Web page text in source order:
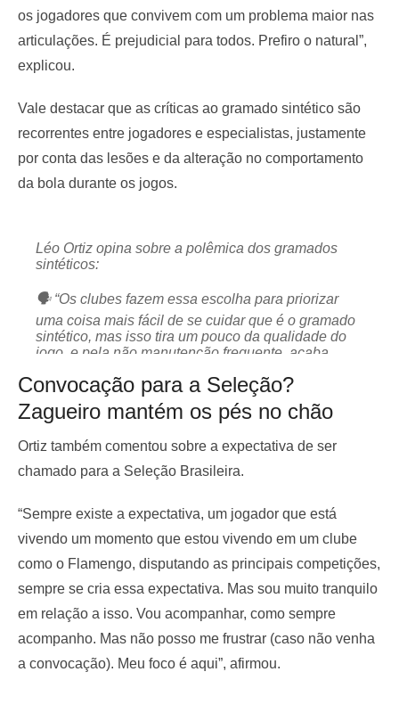
os jogadores que convivem com um problema maior nas
articulações. É prejudicial para todos. Prefiro o natural”,
explicou.
Vale destacar que as críticas ao gramado sintético são
recorrentes entre jogadores e especialistas, justamente
por conta das lesões e da alteração no comportamento
da bola durante os jogos.
Léo Ortiz opina sobre a polêmica dos gramados
sintéticos:
🗣️ “Os clubes fazem essa escolha para priorizar
uma coisa mais fácil de se cuidar que é o gramado
sintético, mas isso tira um pouco da qualidade do
jogo, e pela não manutenção frequente, acaba
pic.twitter.com/0Zbvc0TGsm
— Coluna do Fla | Flamengo (@ColunadoFla)
February 20, 2025
Convocação para a Seleção?
Zagueiro mantém os pés no chão
Ortiz também comentou sobre a expectativa de ser
chamado para a Seleção Brasileira.
“Sempre existe a expectativa, um jogador que está
vivendo um momento que estou vivendo em um clube
como o Flamengo, disputando as principais competições,
sempre se cria essa expectativa. Mas sou muito tranquilo
em relação a isso. Vou acompanhar, como sempre
acompanho. Mas não posso me frustrar (caso não venha
a convocação). Meu foco é aqui”, afirmou.